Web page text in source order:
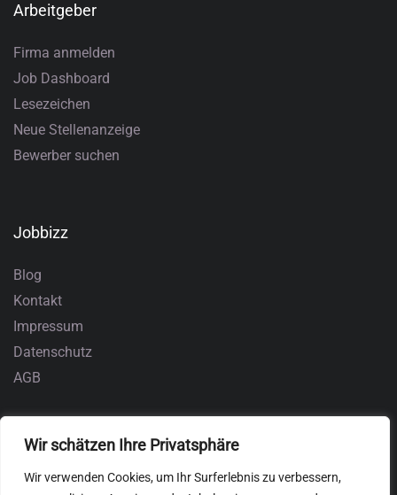
Wir schätzen Ihre Privatsphäre
Wir verwenden Cookies, um Ihr Surferlebnis zu verbessern,
Arbeitgeber
Firma anmelden
Job Dashboard
Lesezeichen
Neue Stellenanzeige
Bewerber suchen
Jobbizz
Blog
Kontakt
Impressum
Datenschutz
AGB